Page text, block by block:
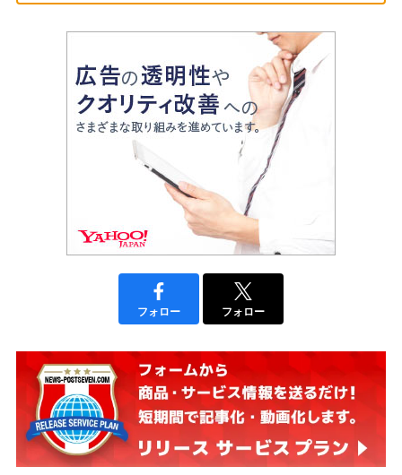
フォロー フォロー